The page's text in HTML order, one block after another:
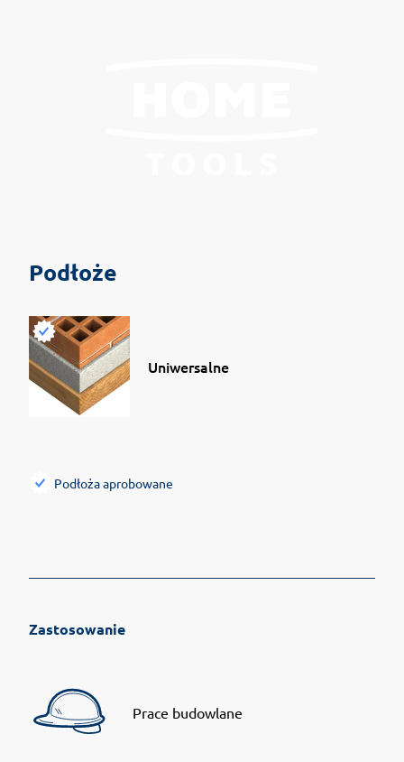
Podłoże
Uniwersalne
Podłoża aprobowane
Zastosowanie
Prace budowlane